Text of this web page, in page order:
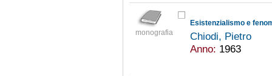
monografia
Esistenzialismo e
Chiodi, Pietro
Anno: 1963